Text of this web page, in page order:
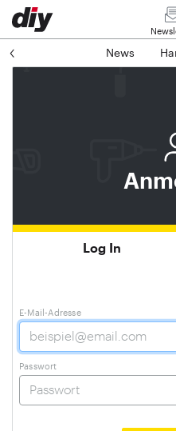
News
Log In
E-Mail-Adresse
Passwort